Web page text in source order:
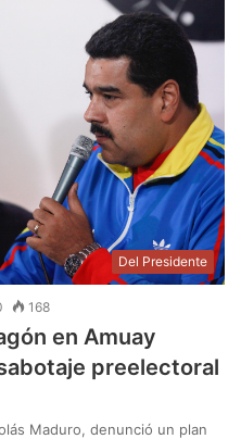
Del Presidente
168
en Amuay
preelectoral
Maduro, denunció un plan